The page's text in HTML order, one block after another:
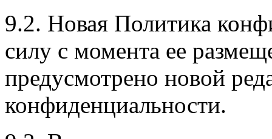
9.2. Новая Политика
силу с момента ее
предусмотрено новой
конфиденциальности.